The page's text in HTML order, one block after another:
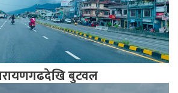
बुटवल